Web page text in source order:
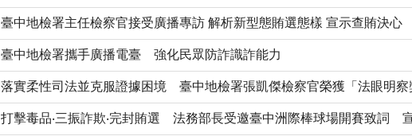
臺中地檢署主任檢察官接受廣播專訪 解析新型態賄選態樣 宣示查賄決心
臺中地檢署攜手廣播電臺 強化民眾防詐識詐能力
落實柔性司法並克服證據困境 臺中地檢署張凱傑檢察官榮獲「法眼明察
打擊毒品‧三振詐欺‧完封賄選 法務部長受邀臺中洲際棒球場開賽致詞